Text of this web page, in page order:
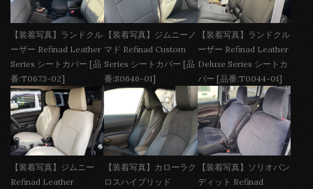
【装着写真】ランドクル
ーザー Refinad Leather
Series シートカバー [品
番:T0673-02]
【装着写真】ジムニーノ
マド Refinad Custom
Series シートカバー [品
番:S0646-01]
【装着写真】ランドクル
ーザー Refinad Leather
Deluxe Series シートカ
バー [品番:T0044-01]
【装着写真】ジムニー
Refinad Leather
【装着写真】カローラク
ロスハイブリッド
【装着写真】ソリオバン
ディット Refinad